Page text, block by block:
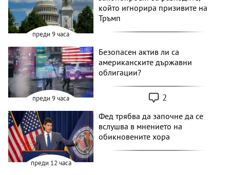
преди 9 часа
който игнорира призивите на
Тръмп
преди 9 часа
Безопасен актив ли са
американските държавни
облигации?
2
преди 12 часа
Фед трябва да започне да се
вслушва в мнението на
обикновените хора